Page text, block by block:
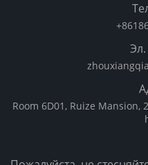
Room 6D01, Ruize Mansion,